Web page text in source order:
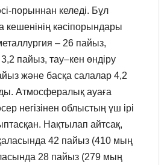
порыннан келеді. Бұл
кешенінің кәсіпорындары
– 26 пайыз,
пайыз, тау–кен өндіру
және басқа салалар 4,2
Атмосфералық ауаға
негізінен облыстың үш ірі
Нақтылап айтсақ,
қаласында 42 пайыз (410 мың
28 пайыз (279 мың